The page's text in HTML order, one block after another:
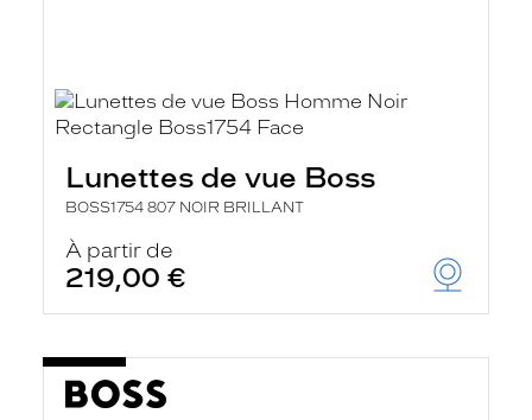
Lunettes de vue Boss
BOSS1754 807 NOIR BRILLANT
À partir de
219,00 €